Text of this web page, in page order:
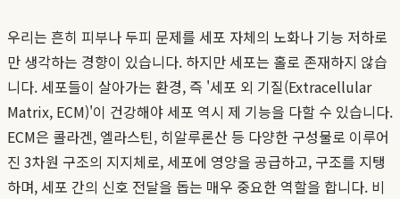
우리는 흔히 피부나 두피 문제를 세포 자체의 노화나 기능 저하로
만 생각하는 경향이 있습니다. 하지만 세포는 홀로 존재하지 않습
니다. 세포들이 살아가는 환경, 즉 '세포 외 기질(Extracellular
Matrix, ECM)'이 건강해야 세포 역시 제 기능을 다할 수 있습니다.
ECM은 콜라겐, 엘라스틴, 히알루론산 등 다양한 구성물로 이루어
진 3차원 구조의 지지체로, 세포에 영양을 공급하고, 구조를 지탱
하며, 세포 간의 신호 전달을 돕는 매우 중요한 역할을 합니다. 비